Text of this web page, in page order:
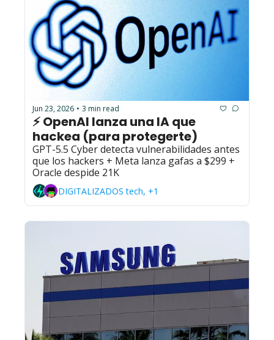
Jun 23, 2026 • 3 min read
⚡ OpenAI lanza una IA que
hackea (para protegerte)
GPT-5.5 Cyber detecta vulnerabilidades antes
que los hackers + Meta lanza gafas a $299 +
Oracle despide 21K
DIGITALIZADOS tech, +1